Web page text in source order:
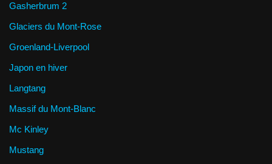
Gasherbrum 2
Glaciers du Mont-Rose
Groenland-Liverpool
Japon en hiver
Langtang
Massif du Mont-Blanc
Mc Kinley
Mustang